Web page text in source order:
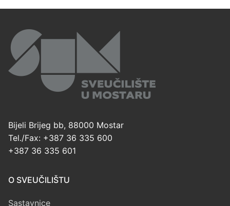
Bijeli Brijeg bb, 88000 Mostar
Tel./Fax: +387 36 335 600
+387 36 335 601
O SVEUČILIŠTU
Sastavnice